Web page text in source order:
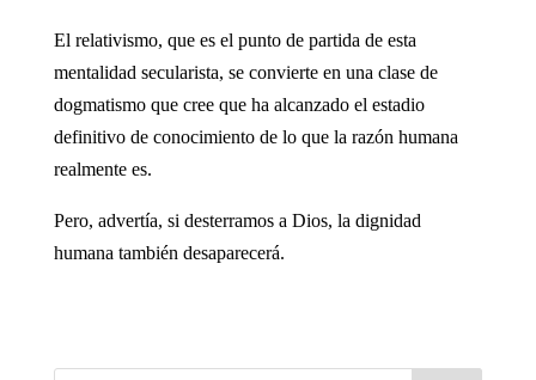
El relativismo, que es el punto de partida de esta
mentalidad secularista, se convierte en una clase de
dogmatismo que cree que ha alcanzado el estadio
definitivo de conocimiento de lo que la razón humana
realmente es.
Pero, advertía, si desterramos a Dios, la dignidad
humana también desaparecerá.